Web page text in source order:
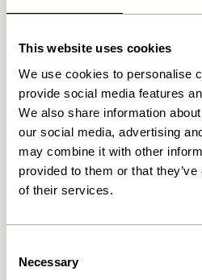
This website uses cookies
We use cookies to personalise
provide social media features
We also share information
our social media, advertising
may combine it with other
provided to them or that
of their services.
Selection
Necessary